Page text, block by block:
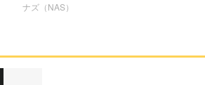
ナズ（NAS）